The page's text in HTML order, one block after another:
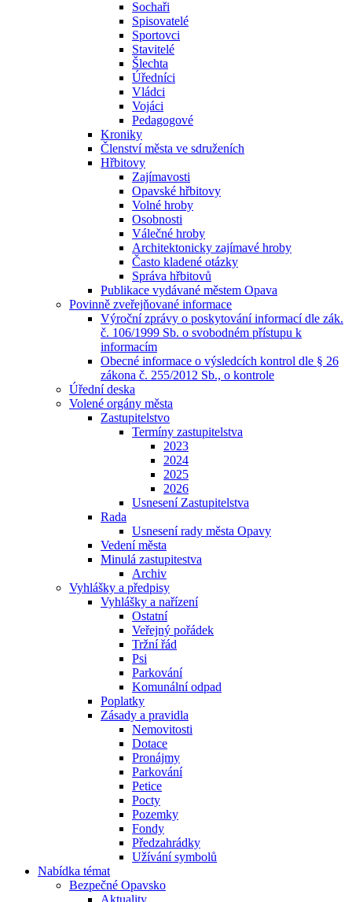
Sochaři
Spisovatelé
Sportovci
Stavitelé
Šlechta
Úředníci
Vládci
Vojáci
Pedagogové
Kroniky
Členství města ve sdruženích
Hřbitovy
Zajímavosti
Opavské hřbitovy
Volné hroby
Osobnosti
Válečné hroby
Architektonicky zajímavé hroby
Často kladené otázky
Správa hřbitovů
Publikace vydávané městem Opava
Povinně zveřejňované informace
Výroční zprávy o poskytování informací dle zák.
č. 106/1999 Sb. o svobodném přístupu k
informacím
Obecné informace o výsledcích kontrol dle § 26
zákona č. 255/2012 Sb., o kontrole
Úřední deska
Volené orgány města
Zastupitelstvo
Termíny zastupitelstva
2023
2024
2025
2026
Usnesení Zastupitelstva
Rada
Usnesení rady města Opavy
Vedení města
Minulá zastupitestva
Archiv
Vyhlášky a předpisy
Vyhlášky a nařízení
Ostatní
Veřejný pořádek
Tržní řád
Psi
Parkování
Komunální odpad
Poplatky
Zásady a pravidla
Nemovitosti
Dotace
Pronájmy
Parkování
Petice
Pocty
Pozemky
Fondy
Předzahrádky
Užívání symbolů
Nabídka témat
Bezpečné Opavsko